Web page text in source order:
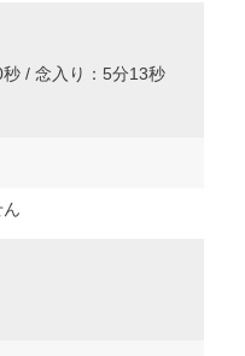
/ 念入り：5分13秒